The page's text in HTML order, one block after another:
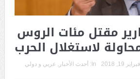
مقتل مئات الروس
لاستغلال الحرب
فبراير 19, 2018 In: أحدث الأخبار
عربي و دولي